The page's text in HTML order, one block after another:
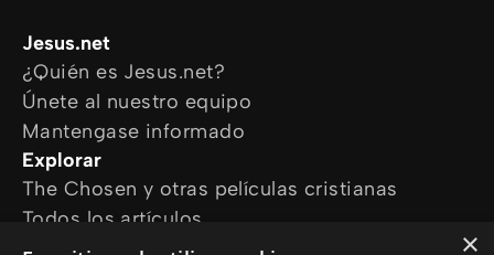
Jesus.net
¿Quién es Jesus.net?
Únete al nuestro equipo
Mantengase informado
Explorar
The Chosen y otras películas cristianas
Todos los artículos
Cursos online
×